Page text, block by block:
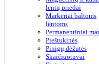
lentų priedai
Markeriai baltoms
lentoms
Permanentiniai
Pieštukinės
Pinigų dėžutės
Skaičiuotuvai